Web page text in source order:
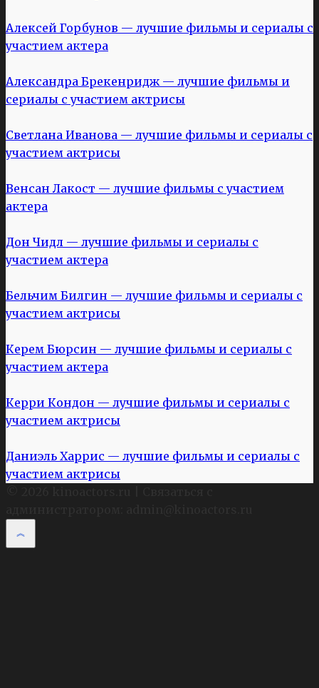
Алексей Горбунов — лучшие фильмы и сериалы с
участием актера
Александра Брекенридж — лучшие фильмы и
сериалы с участием актрисы
Светлана Иванова — лучшие фильмы и сериалы с
участием актрисы
Венсан Лакост — лучшие фильмы с участием
актера
Дон Чидл — лучшие фильмы и сериалы с
участием актера
Бельчим Билгин — лучшие фильмы и сериалы с
участием актрисы
Керем Бюрсин — лучшие фильмы и сериалы с
участием актера
Керри Кондон — лучшие фильмы и сериалы с
участием актрисы
Даниэль Харрис — лучшие фильмы и сериалы с
участием актрисы